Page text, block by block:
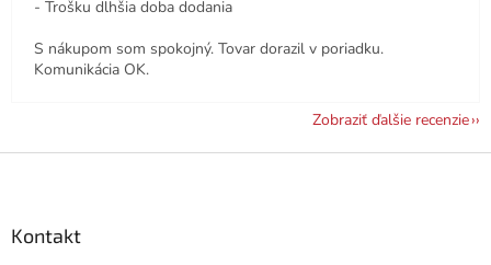
- Trošku dlhšia doba dodania
S nákupom som spokojný. Tovar dorazil v poriadku.
Komunikácia OK.
Zobraziť ďalšie recenzie
Kontakt